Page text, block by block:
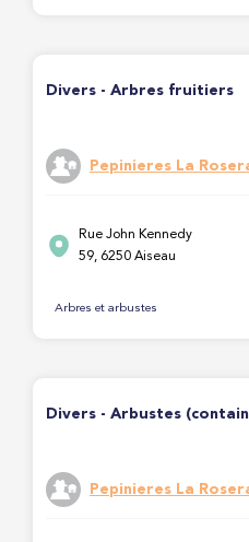
Divers - Arbres fruitiers
Pepinieres La
Rue John Kennedy
59, 6250 Aiseau
Arbres et arbustes
Divers - Arbustes
Pepinieres La